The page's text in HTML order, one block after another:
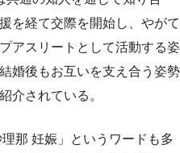
を経て交際を開始し、やがて
アスリートとして活動する姿
婚後もお互いを支え合う姿勢
介されている。
那 妊娠」というワードも多